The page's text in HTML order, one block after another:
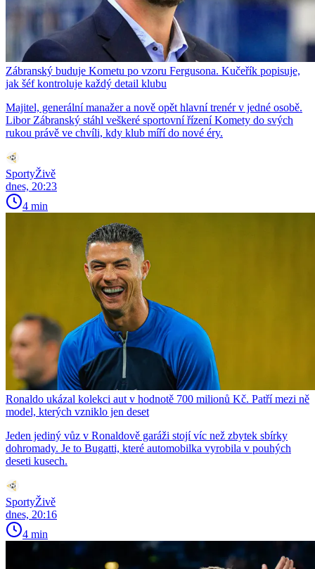
Zábranský buduje Kometu po vzoru Fergusona. Kučeřík popisuje,
jak šéf kontroluje každý detail klubu
Majitel, generální manažer a nově opět hlavní trenér v jedné osobě.
Libor Zábranský stáhl veškeré sportovní řízení Komety do svých
rukou právě ve chvíli, kdy klub míří do nové éry.
SportyŽivě
dnes, 20:23
4 min
Ronaldo ukázal kolekci aut v hodnotě 700 milionů Kč. Patří mezi ně
model, kterých vzniklo jen deset
Jeden jediný vůz v Ronaldově garáži stojí víc než zbytek sbírky
dohromady. Je to Bugatti, které automobilka vyrobila v pouhých
deseti kusech.
SportyŽivě
dnes, 20:16
4 min